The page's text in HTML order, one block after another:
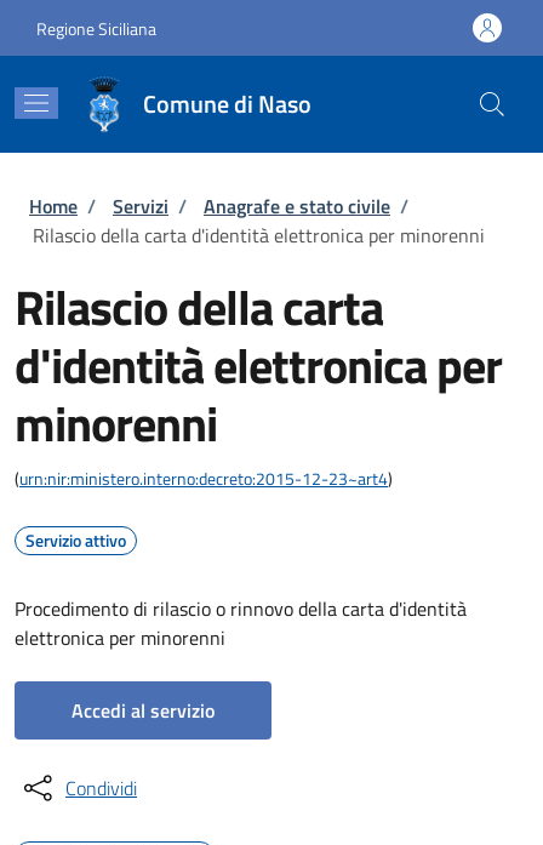
Regione Siciliana
Comune di Naso
Briciole di pane
Home / Servizi / Anagrafe e stato civile /
Rilascio della carta d'identità elettronica per minorenni
Rilascio della carta
d'identità elettronica per
minorenni
(urn:nir:ministero.interno:decreto:2015-12-23~art4)
Servizio attivo
Procedimento di rilascio o rinnovo della carta d'identità
elettronica per minorenni
Accedi al servizio
Condividi